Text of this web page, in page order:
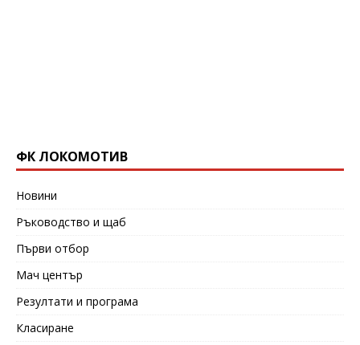
ФК ЛОКОМОТИВ
Новини
Ръководство и щаб
Първи отбор
Мач център
Резултати и програма
Класиране